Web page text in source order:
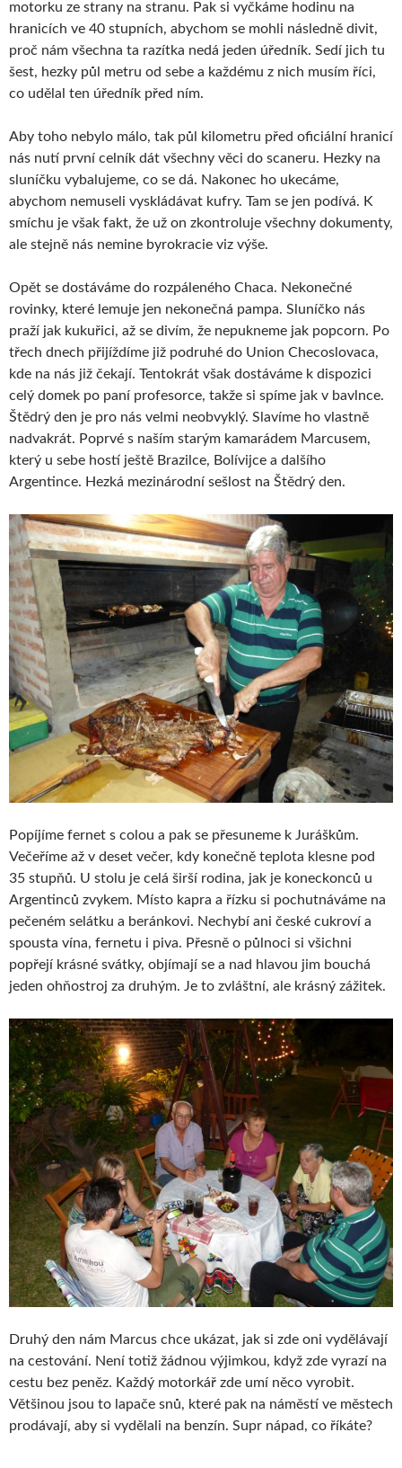
motorku ze strany na stranu. Pak si vyčkáme hodinu na
hranicích ve 40 stupních, abychom se mohli následně divit,
proč nám všechna ta razítka nedá jeden úředník. Sedí jich tu
šest, hezky půl metru od sebe a každému z nich musím říci,
co udělal ten úředník před ním.
Aby toho nebylo málo, tak půl kilometru před oficiální hranicí
nás nutí první celník dát všechny věci do scaneru. Hezky na
sluníčku vybalujeme, co se dá. Nakonec ho ukecáme,
abychom nemuseli vyskládávat kufry. Tam se jen podívá. K
smíchu je však fakt, že už on zkontroluje všechny dokumenty,
ale stejně nás nemine byrokracie viz výše.
Opět se dostáváme do rozpáleného Chaca. Nekonečné
rovinky, které lemuje jen nekonečná pampa. Sluníčko nás
praží jak kukuřici, až se divím, že nepukneme jak popcorn. Po
třech dnech přijíždíme již podruhé do Union Checoslovaca,
kde na nás již čekají. Tentokrát však dostáváme k dispozici
celý domek po paní profesorce, takže si spíme jak v bavlnce.
Štědrý den je pro nás velmi neobvyklý. Slavíme ho vlastně
nadvakrát. Poprvé s naším starým kamarádem Marcusem,
který u sebe hostí ještě Brazilce, Bolívijce a dalšího
Argentince. Hezká mezinárodní sešlost na Štědrý den.
Popíjíme fernet s colou a pak se přesuneme k Juráškům.
Večeříme až v deset večer, kdy konečně teplota klesne pod
35 stupňů. U stolu je celá širší rodina, jak je koneckonců u
Argentinců zvykem. Místo kapra a řízku si pochutnáváme na
pečeném selátku a beránkovi. Nechybí ani české cukroví a
spousta vína, fernetu i piva. Přesně o půlnoci si všichni
popřejí krásné svátky, objímají se a nad hlavou jim bouchá
jeden ohňostroj za druhým. Je to zvláštní, ale krásný zážitek.
Druhý den nám Marcus chce ukázat, jak si zde oni vydělávají
na cestování. Není totiž žádnou výjimkou, když zde vyrazí na
cestu bez peněz. Každý motorkář zde umí něco vyrobit.
Většinou jsou to lapače snů, které pak na náměstí ve městech
prodávají, aby si vydělali na benzín. Supr nápad, co říkáte?